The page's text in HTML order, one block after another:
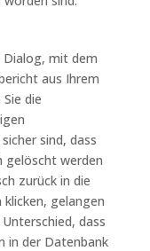
Dialog, mit dem
aus Ihrem
die
sind, dass
gelöscht werden
zurück in die
klicken, gelangen
dass
in der Datenbank